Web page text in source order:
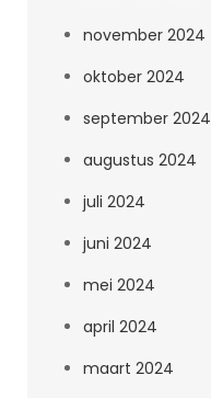
november 2024
oktober 2024
september 2024
augustus 2024
juli 2024
juni 2024
mei 2024
april 2024
maart 2024